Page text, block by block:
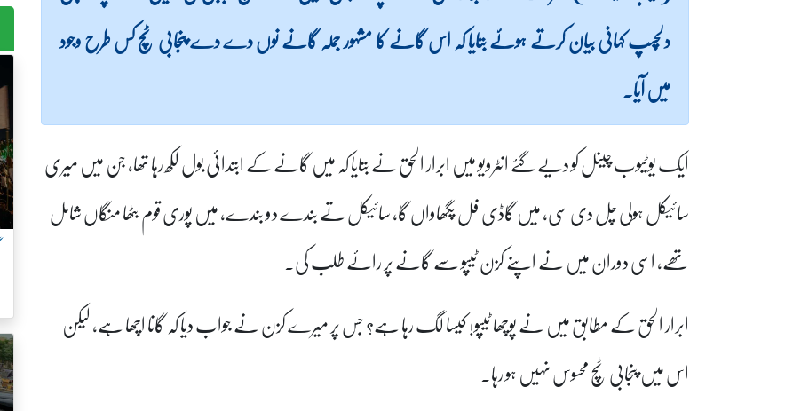
دلچسپ کہانی بیان کرتے ہوئے بتایا کہ اس گانے کا مشہور جملہ گانے نوں دے دے پنجابی ٹچ کس طرح وجود
میں آیا۔
ایک یوٹیوب چینل کو دیے گئے انٹرویو میں ابرار الحق نے بتایا کہ میں گانے کے ابتدائی بول لکھ رہا تھا، جن میں میری
سائیکل ہولی چل دی سی، میں گاڈی فل پگھاواں گا، سائیکل تے بندے دو بندے، میں پوری قوم بٹھا منگاں شامل
تھے، اسی دوران میں نے اپنے کزن ٹیپو سے گانے پر رائے طلب کی۔
ابرار الحق کے مطابق میں نے پوچھا ٹیپو! کیسا لگ رہا ہے؟ جس پر میرے کزن نے جواب دیا کہ گانا اچھا ہے، لیکن
اس میں پنجابی ٹچ محسوس نہیں ہو رہا۔